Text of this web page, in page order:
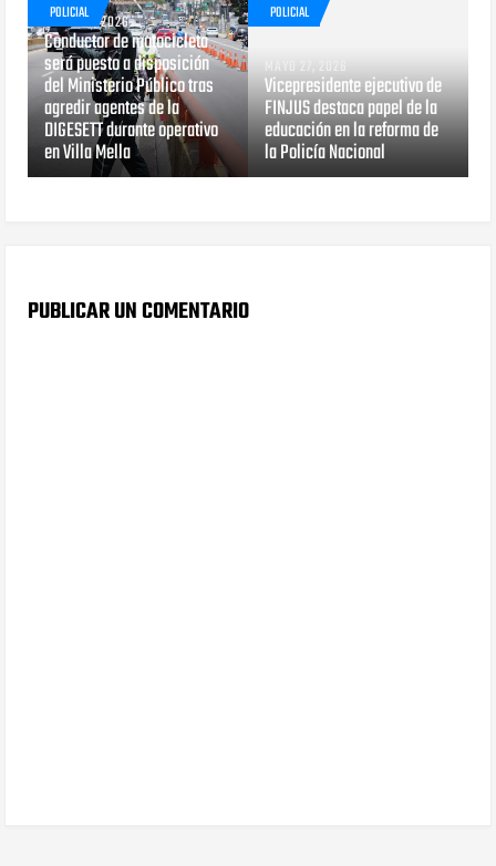
POLICIAL
MAYO 29, 2026
Conductor de motocicleta
será puesto a disposición
del Ministerio Público tras
agredir agentes de la
DIGESETT durante operativo
en Villa Mella
POLICIAL
MAYO 27, 2026
Vicepresidente ejecutivo de
FINJUS destaca papel de la
educación en la reforma de
la Policía Nacional
PUBLICAR UN COMENTARIO